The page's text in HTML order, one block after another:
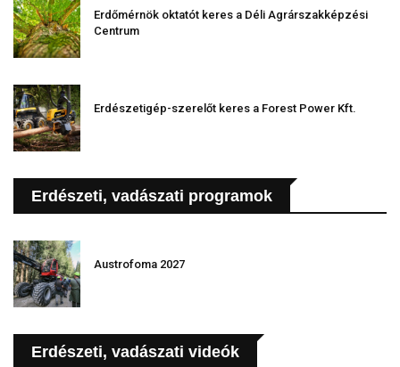
Erdőmérnök oktatót keres a Déli Agrárszakképzési
Centrum
Erdészetigép-szerelőt keres a Forest Power Kft.
Erdészeti, vadászati programok
Austrofoma 2027
Erdészeti, vadászati videók